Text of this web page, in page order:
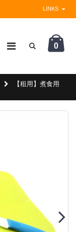
LINKS
0
【租用】煮食用